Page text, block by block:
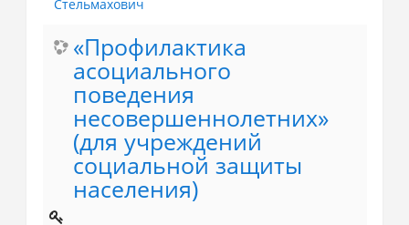
Стельмахович
«Профилактика
асоциального
поведения
несовершеннолетних»
(для учреждений
социальной защиты
населения)